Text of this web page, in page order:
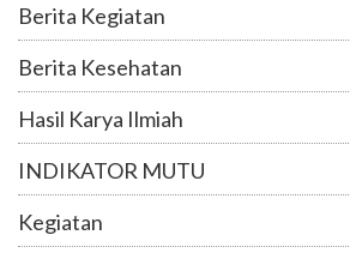
Berita Kegiatan
Berita Kesehatan
Hasil Karya Ilmiah
INDIKATOR MUTU
Kegiatan